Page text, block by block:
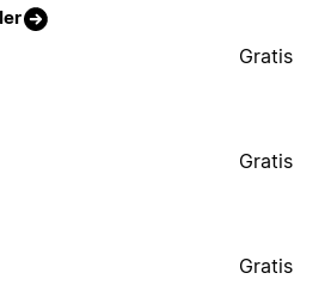
Gratis
Gratis
Gratis